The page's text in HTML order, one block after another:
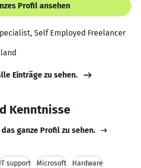
Profil ansehen
Self Employed Freelancer
Einträge zu sehen.
Kenntnisse
ganze Profil zu sehen.
support Microsoft Hardware